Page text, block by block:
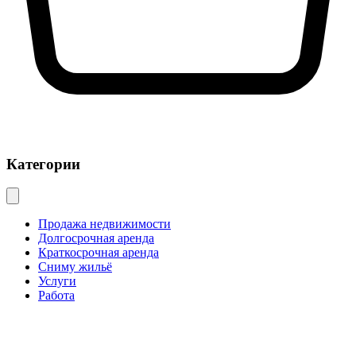
Категории
Продажа недвижимости
Долгосрочная аренда
Краткосрочная аренда
Сниму жильё
Услуги
Работа